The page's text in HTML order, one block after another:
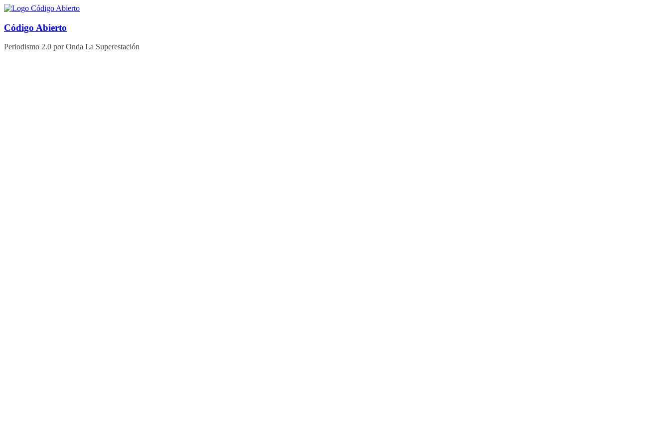
Saltar
contenido
Código Abierto
Periodismo 2.0 por Onda La Superestación